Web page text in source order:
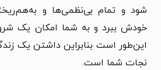
شود و تمام بی‌نظمی‌ها و
خودش ببرد و به شما امکان یک
این‌طور است بنابراین داشتن یک
نجات شما است.